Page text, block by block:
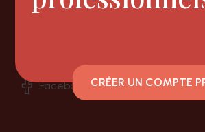
Facebook Instagram
CRÉER UN COMPTE